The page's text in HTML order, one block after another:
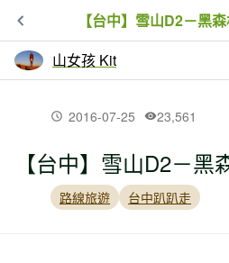
【台中】雪山D2－黑
山女孩 Kit
最新文章
【台中】雪山
2016-07-25 23,561
【台中】雪山D2－
路線旅遊 台中趴趴走